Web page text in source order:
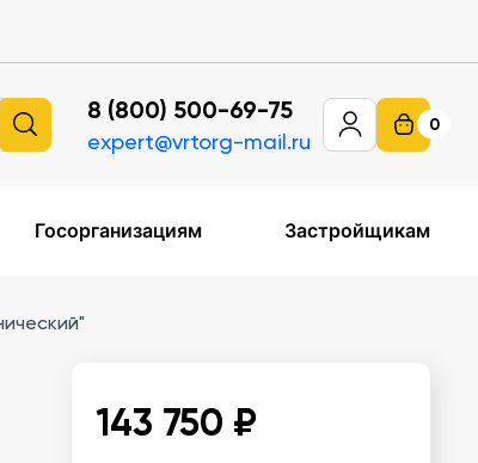
8 (800) 500-69-75
expert@vrtorg-mail.ru
0
Госорганизациям Застройщикам
143 750 ₽